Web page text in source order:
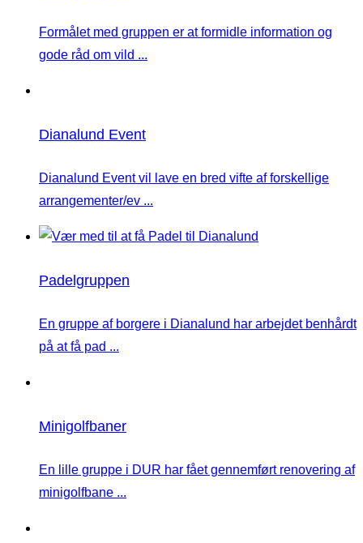
Formålet med gruppen er at formidle information og
gode råd om vild ...
Dianalund Event
Dianalund Event vil lave en bred vifte af forskellige
arrangementer/ev ...
Padelgruppen
En gruppe af borgere i Dianalund har arbejdet benhårdt
på at få pad ...
Minigolfbaner
En lille gruppe i DUR har fået gennemført renovering af
minigolfbane ...